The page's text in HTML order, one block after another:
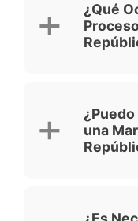
¿Qué
una